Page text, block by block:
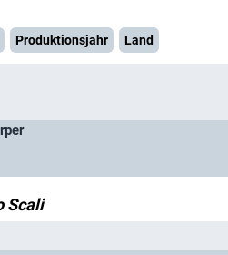
Produktionsjahr Land
Scali